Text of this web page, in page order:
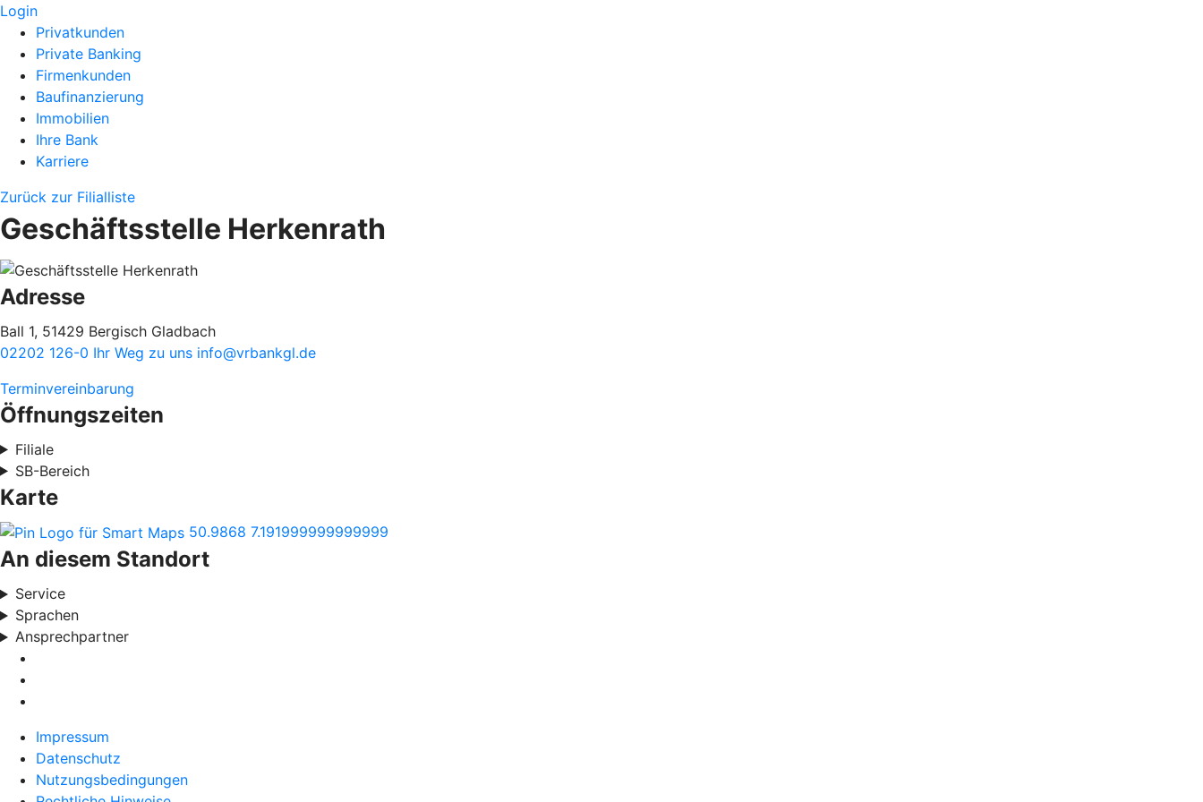
Login
Privatkunden
Private Banking
Firmenkunden
Baufinanzierung
Immobilien
Ihre Bank
Karriere
Zurück zur Filialliste
Geschäftsstelle Herkenrath
Adresse
Ball 1, 51429 Bergisch Gladbach
02202 126-0 Ihr Weg zu uns info@vrbankgl.de
Terminvereinbarung
Öffnungszeiten
Filiale
SB-Bereich
Karte
50.9868 7.191999999999999
An diesem Standort
Service
Sprachen
Ansprechpartner
Impressum
Datenschutz
Nutzungsbedingungen